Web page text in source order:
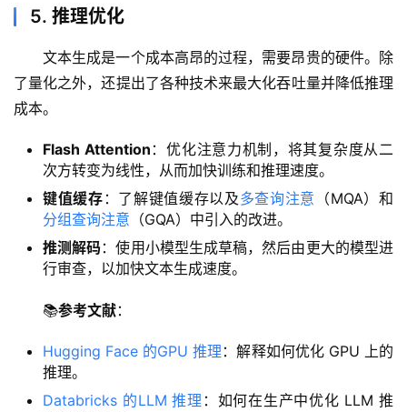
5. 推理优化
文本生成是一个成本高昂的过程，需要昂贵的硬件。除
了量化之外，还提出了各种技术来最大化吞吐量并降低推理
成本。
Flash Attention ：优化注意力机制，将其复杂度从二
次方转变为线性，从而加快训练和推理速度。
键值缓存 ：了解键值缓存以及多查询注意
（MQA）和
分组查询注意 （GQA）中引入的改进。
推测解码：使用小模型生成草稿，然后由更大的模型进
行审查，以加快文本生成速度。
📚参考文献：
Hugging Face 的GPU 推理 ：解释如何优化 GPU 上的
推理。
Databricks 的LLM 推理 ：如何在生产中优化 LLM 推